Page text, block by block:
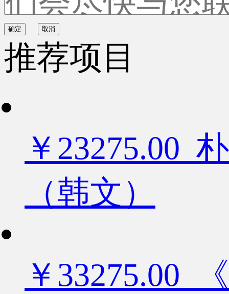
确定 取消
推荐项目
￥23275.00
（韩文）
￥33275.00